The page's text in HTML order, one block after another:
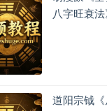
八字旺衰法
道阳宗钺